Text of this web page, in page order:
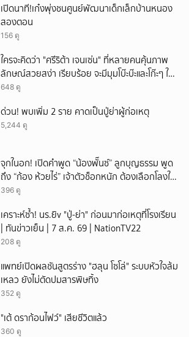
เปิดนาที!เก๋งพุ่งชนศูนย์พัฒนาเด็กเล็กบ้านหนอง
สองตอน
156 ดู
ใครจะคิดว่า "ศรีริต้า เจนเซ่น" ที่หลายคนคุ้นภาพ
ลักษณ์สวยสง่า เรียบร้อย จะมีมุมโบ๊ะบ๊ะและโก๊ะๆ ให้
ได้อมยิ้มเหมือนกัน งานนี้ทำเอาแฟนๆ ทั้งเอ็นดูทั้ง
648 ดู
ด่วน! พบเพิ่ม 2 ราย คาดเป็นปู่ย่าผู้ก่อเหตุ
5,244 ดู
จุกในอก! เปิดคำพูด “น้องพั๊นซ์” ลูกบุญธรรม พูด
ถึง “ก้อง ห้วยไร่” เจ้าตัวช็อกหนัก ต้องเลือกโลงให้
ลูก!
396 ดู
เคราะห์ซ้ำ! นร.ยิv "ปู่-ย่า" ก่อนมาก่อเหตุที่โรงเรียน
| ทันข่าวเย็น | 7 ส.ค. 69 | NationTV22
208 ดู
แพทย์เปิดผลชันสูตรร่าง "ฮลุน โซโล่" ระบบหัวใจล้ม
เหลว ยังไม่ตัดปมสารพิษทิ้ง
352 ดู
"เต้ ดราก้อนไฟว์" เสียชีวิตแล้ว
360 ดู